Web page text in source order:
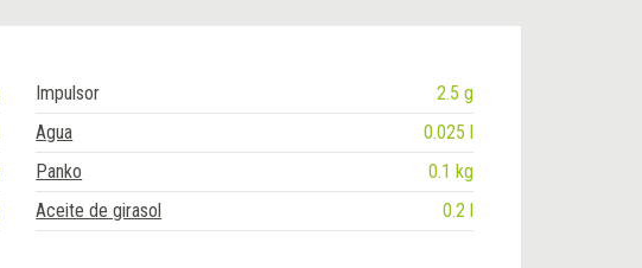
Impulsor
2.5 g
Agua
0.025 l
Panko
0.1 kg
Aceite de girasol 0.2 l